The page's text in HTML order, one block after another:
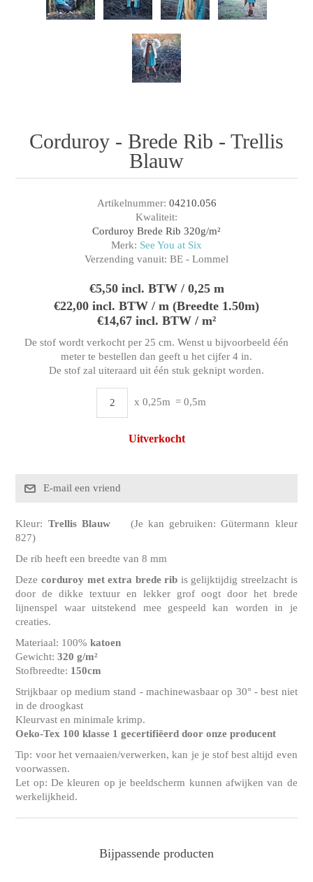
Corduroy - Brede Rib - Trellis
Blauw
Artikelnummer: 04210.056
Kwaliteit:
Corduroy Brede Rib 320g/m²
Merk: See You at Six
Verzending vanuit: BE - Lommel
€5,50 incl. BTW / 0,25 m
€22,00 incl. BTW / m (Breedte 1.50m)
€14,67 incl. BTW / m²
De stof wordt verkocht per 25 cm. Wenst u bijvoorbeeld één
meter te bestellen dan geeft u het cijfer 4 in.
De stof zal uiteraard uit één stuk geknipt worden.
x 0,25m = 0,5m
Uitverkocht
Kleur: Trellis Blauw(Je kan gebruiken: Gütermann kleur
827)
De rib heeft een breedte van 8 mm
Deze corduroy met extra brede rib is gelijktijdig streelzacht is
door de dikke textuur en lekker grof oogt door het brede
lijnenspel waar uitstekend mee gespeeld kan worden in je
creaties.
Materiaal: 100%katoen
Gewicht:320 g/m²
Stofbreedte: 150cm
Strijkbaar op medium stand - machinewasbaar op 30° - best niet
in de droogkast
Kleurvast en minimale krimp.
Oeko-Tex 100 klasse 1 gecertifiëerd door onze producent
Tip: voor het vernaaien/verwerken, kan je je stof best altijd even
voorwassen.
Let op: De kleuren op je beeldscherm kunnen afwijken van de
werkelijkheid.
Bijpassende producten